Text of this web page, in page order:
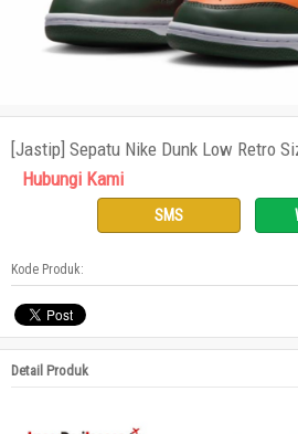
[Jastip] Sepatu Nike Dunk Low Retro
Hubungi Kami
SMS
Kode Produk:
Detail Produk